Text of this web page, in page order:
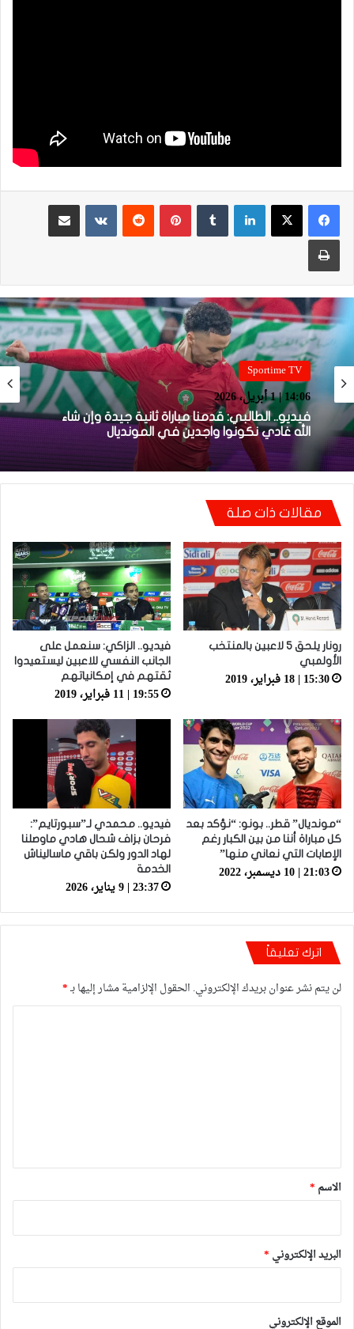
لينكدإن بينتيريست
مشاركة عبر البريد
طباعة
Sportime TV
14:06 | 1 أبريل، 2026
فيديو.. الطالبي: قدمنا مباراة ثانية جيدة وإن شاء
الله غادي نكونوا واجدين في المونديال
Sportime TV
14:05 | 1 أبريل، 2026
فيديو.. بونو: اللاعبين تعاملو مزيان مع المباراة وخا
مكانتش ساهلة وحنا كنحاولوا نركزوا باش نعاونوا
المنتخب
مقالات ذات صلة
رونار يلحق 5 لاعبين بالمنتخب
الأولمبي
15:30 | 18 فبراير، 2019
فيديو.. الزاكي: سنعمل على
الجانب النفسي للاعبين ليستعيدوا
ثقتهم في إمكانياتهم
19:55 | 11 فبراير، 2019
“مونديال” قطر.. بونو: “نؤكد بعد
كل مباراة أننا من بين الكبار رغم
الإصابات التي نعاني منها”
21:03 | 10 ديسمبر، 2022
فيديو.. محمدي لـ”سبورتايم”:
فرحان بزاف شحال هادي ماوصلنا
لهاد الدور ولكن باقي ماساليناش
الخدمة
23:37 | 9 يناير، 2026
اترك تعليقاً
لن يتم نشر عنوان بريدك الإلكتروني. الحقول الإلزامية مشار إليها بـ*
*
الاسم *
البريد الإلكتروني *
الموقع الإلكتروني